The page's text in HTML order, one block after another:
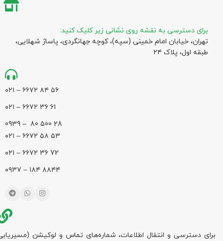
برای دسترسی به نقشه روی نشانی زیر کلیک کنید:
تهران، خیابان امام خمینی (سپه)، کوچه جهانگردی،‌ پاساژ شهلایی،
طبقه اول، پلاک ۲۴
۵۶ ۸۴ ۶۶۷۲ – ۰۲۱
61 36 ۶۶۷۲ – ۰۲۱
28 500 80 – 0939
۵۳ ۵۸ ۶۶۷۲ – ۰۲۱
72 36 ۶۶۷۲ – ۰۲۱
۸۸۴۴ ۱۸۴ – ۰۹۳۷
برای دسترسی و انتقال اطلاعات، شماره‌های تماس و لوکیشن